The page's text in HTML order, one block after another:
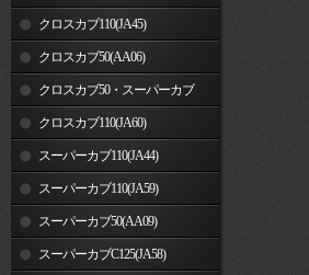
クロスカブ110(JA45)
クロスカブ50(AA06)
クロスカブ50・スーパーカブ
50(AA09)/110(JA44)
クロスカブ110(JA60)
スーパーカブ110(JA44)
スーパーカブ110(JA59)
スーパーカブ50(AA09)
スーパーカブC125(JA58)